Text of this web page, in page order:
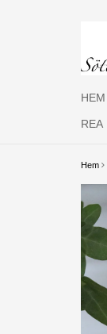
Hem
HEM
REA